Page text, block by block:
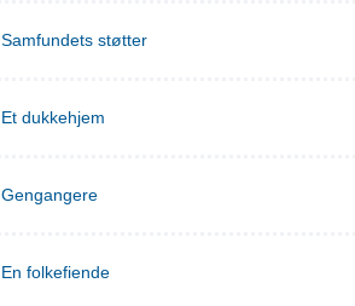
Samfundets støtter
Et dukkehjem
Gengangere
En folkefiende